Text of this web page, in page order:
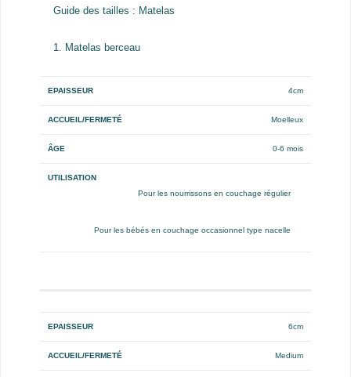
Guide des tailles : Matelas
1. Matelas berceau
4cm
Moelleux
0-6 mois
Pour les nourrissons en couchage régulier
Pour les bébés en couchage occasionnel type nacelle
6cm
Medium